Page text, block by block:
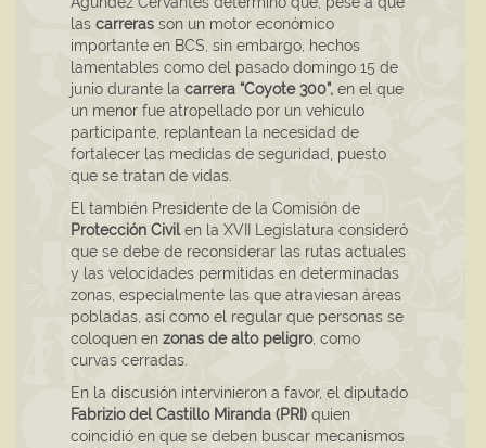
las carreras son un motor económico
importante en BCS, sin embargo, hechos
lamentables como del pasado domingo 15 de
junio durante la carrera “Coyote 300”, en el que
un menor fue atropellado por un vehículo
participante, replantean la necesidad de
fortalecer las medidas de seguridad, puesto
que se tratan de vidas.
El también Presidente de la Comisión de
Protección Civilen la XVII Legislatura consideró
que se debe de reconsiderar las rutas actuales
y las velocidades permitidas en determinadas
zonas, especialmente las que atraviesan áreas
pobladas, así como el regular que personas se
coloquen en zonas de alto peligro, como
curvas cerradas.
En la discusión intervinieron a favor, el diputado
Fabrizio del Castillo Miranda (PRI) quien
coincidió en que se deben buscar mecanismos